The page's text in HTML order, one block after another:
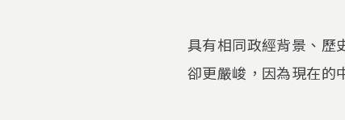
具有相同政經背景、歷
卻更嚴峻，因為現在的